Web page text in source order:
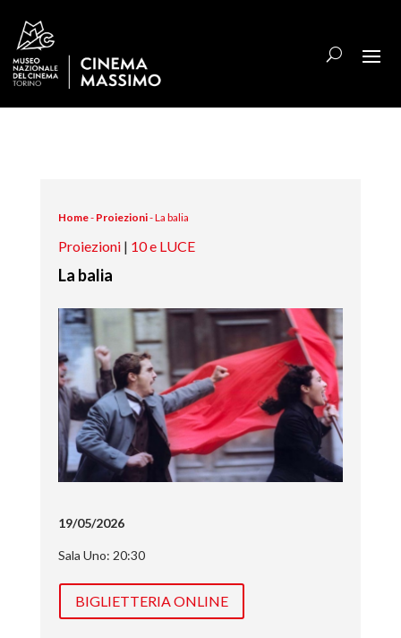
Home- Proiezioni-La balia
Proiezioni| 10 e LUCE
La balia
19/05/2026
Sala Uno: 20:30
BIGLIETTERIA ONLINE